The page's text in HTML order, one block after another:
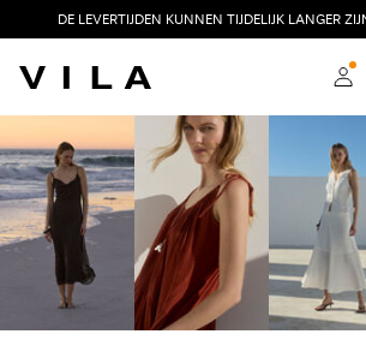
DE LEVERTIJDEN KUNNEN TIJDELIJK LANGER
over
NIEUW
KLEDING
TRENDING
VILA CLUB